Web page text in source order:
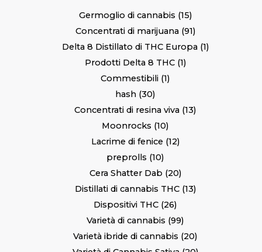
Germoglio di cannabis 15
Concentrati di marijuana 91
Delta 8 Distillato di THC Europa 1
Prodotti Delta 8 THC 1
Commestibili 1
hash 30
Concentrati di resina viva 13
Moonrocks 10
Lacrime di fenice 12
preprolls 10
Cera Shatter Dab 20
Distillati di cannabis THC 13
Dispositivi THC 26
Varietà di cannabis 99
Varietà ibride di cannabis 20